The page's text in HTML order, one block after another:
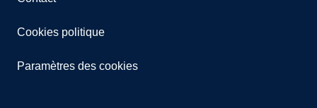
Cookies politique
Paramètres des cookies